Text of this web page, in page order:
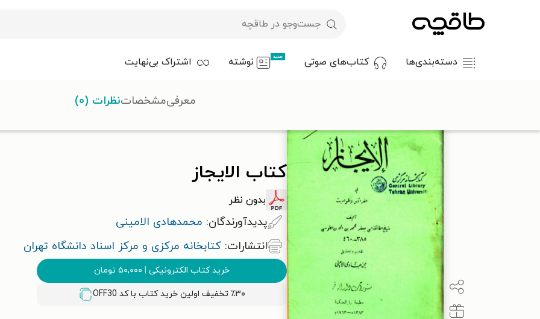
دسته‌بندی‌ها کتاب‌های صوتی جدید نوشته اشتراک بی‌نهایت
کتاب الایجاز
بدون نظر
پدیدآورندگان: محمدهادی الامینی
انتشارات: کتابخانه مرکزی و مرکز اسناد دانشگاه تهران
خرید کتاب الکترونیکی | ۵۰,۰۰۰ تومان
٪۳۰ تخفیف اولین خرید کتاب با کد OFF30
معرفیمشخصاتنظرات (۰)